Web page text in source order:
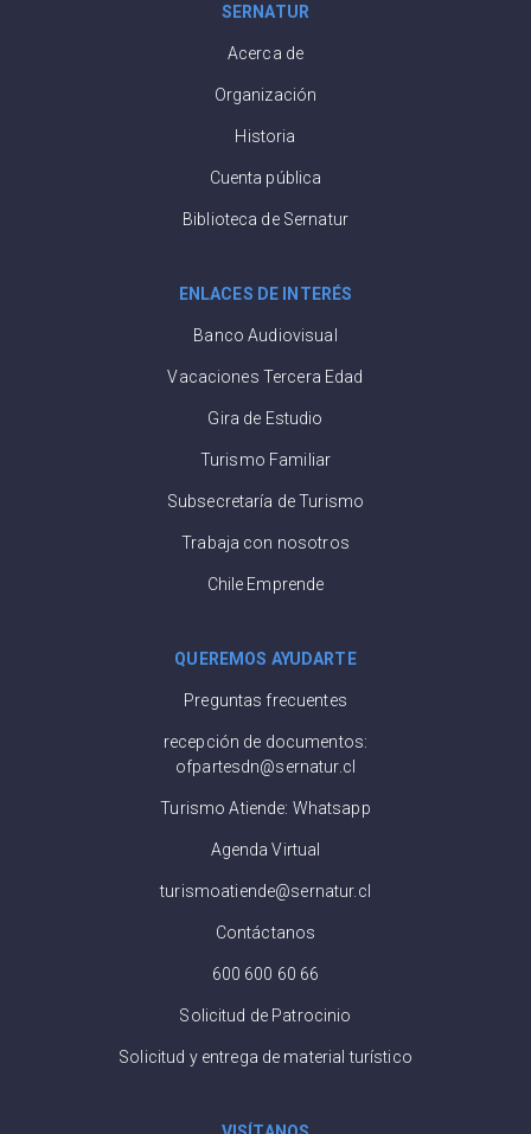
SERNATUR
Acerca de
Organización
Historia
Cuenta pública
Biblioteca de Sernatur
ENLACES DE INTERÉS
Banco Audiovisual
Vacaciones Tercera Edad
Gira de Estudio
Turismo Familiar
Subsecretaría de Turismo
Trabaja con nosotros
Chile Emprende
QUEREMOS AYUDARTE
Preguntas frecuentes
recepción de documentos:
ofpartesdn@sernatur.cl
Turismo Atiende: Whatsapp
Agenda Virtual
turismoatiende@sernatur.cl
Contáctanos
600 600 60 66
Solicitud de Patrocinio
Solicitud y entrega de material turístico